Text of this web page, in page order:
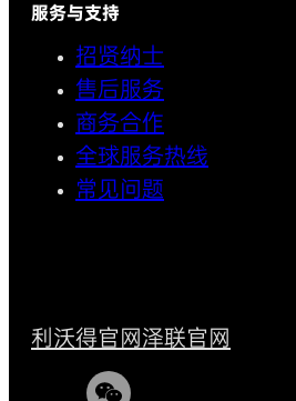
服务与支持
招贤纳士
售后服务
商务合作
全球服务热线
常见问题
利沃得官网泽联官网